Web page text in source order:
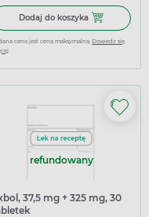
37,5 mg + 325 mg, 10 tabletek
Dodaj do koszyka Dodaj do
cena jest ceną maksymalną. Dowiedz się
refundowany
37,5 mg + 325 mg, 30